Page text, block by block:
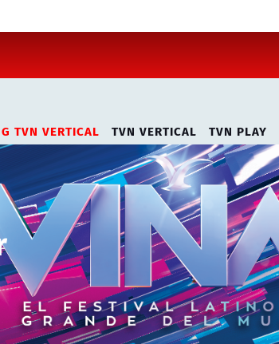
TVN VERTICAL TVN VERTICAL TVN PLAY